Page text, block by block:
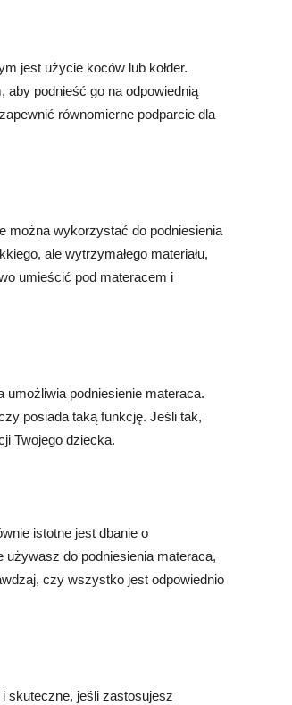
jest użycie koców lub kołder.
aby podnieść go na odpowiednią
równomierne podparcie dla
można wykorzystać do podniesienia
ale wytrzymałego materiału,
umieścić pod materacem i
umożliwia podniesienie materaca.
posiada taką funkcję. Jeśli tak,
Twojego dziecka.
istotne jest dbanie o
do podniesienia materaca,
czy wszystko jest odpowiednio
skuteczne, jeśli zastosujesz